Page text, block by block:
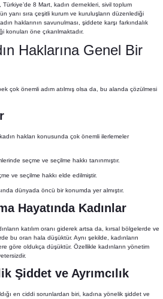
Türkiye’de 8 Mart, kadın dernekleri, sivil toplum
yanı sıra çeşitli kurum ve kuruluşların düzenlediği
haklarının savunulması, şiddete karşı farkındalık
konuları öne çıkarılmaktadır.
Haklarına Genel Bir
çok önemli adım atılmış olsa da, bu alanda çözülmesi
hakları konusunda çok önemli ilerlemeler
seçme ve seçilme hakkı tanınmıştır.
ve seçilme hakkı elde edilmiştir.
dünyada öncü bir konumda yer almıştır.
Hayatında Kadınlar
katılım oranı giderek artsa da, kırsal bölgelerde ve
bu oran hala düşüktür. Aynı şekilde, kadınların
göre oldukça düşüktür. Özellikle kadınların yönetim
Şiddet ve Ayrımcılık
en ciddi sorunlardan biri, kadına yönelik şiddet ve